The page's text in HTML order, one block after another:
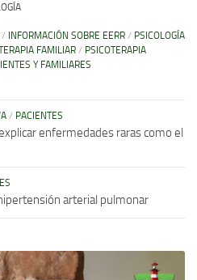
/ INFORMACIÓN SOBRE EERR / PSICOLOGÍA
FAMILIAR / PSICOTERAPIA
Y FAMILIARES
/ PACIENTES
enfermedades raras como el
arterial pulmonar